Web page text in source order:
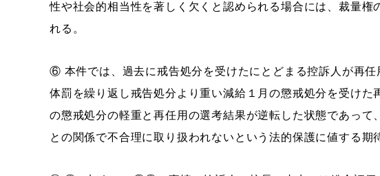
性や社会的相当性を著しく欠くと認められる場合には、裁量権
れる。
⑥ 本件では、過去に戒告処分を受けたにとどまる控訴人が再
体罰を繰り返し戒告処分より重い減給１月の懲戒処分を受け
の懲戒処分の軽重と再任用の選考結果が逆転した状態であっ
との関係で不合理に取り扱われないという法的保護に値する期